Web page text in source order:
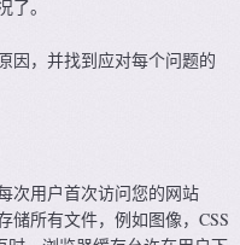
。
因，并找到应对每个问题的
次用户首次访问您的网站
储所有文件，例如图像，CSS